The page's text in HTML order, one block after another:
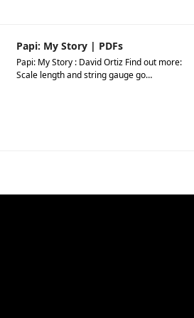
Papi: My Story | PDFs
Papi: My Story : David Ortiz Find out more:
Scale length and string gauge go…